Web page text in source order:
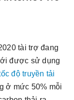
tài trợ đang
được sử dụng
độ truyền tải
ở mức 50% mỗi